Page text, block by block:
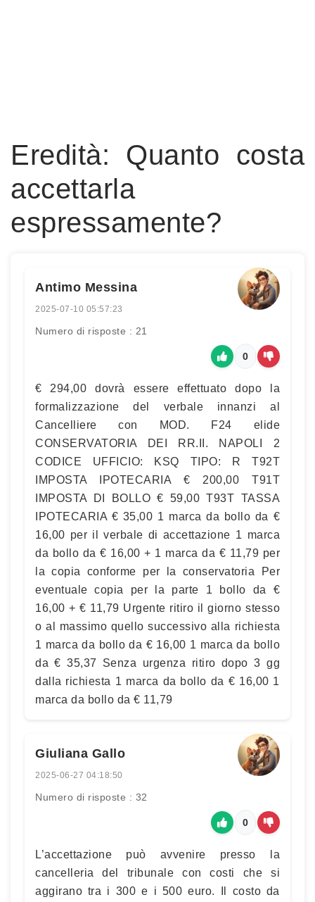
Eredità: Quanto costa
accettarla
espressamente?
Antimo Messina
2025-07-10 05:57:23
Numero di risposte : 21
0
€ 294,00 dovrà essere effettuato dopo la
formalizzazione del verbale innanzi al
Cancelliere con MOD. F24 elide
CONSERVATORIA DEI RR.II. NAPOLI 2
CODICE UFFICIO: KSQ TIPO: R T92T
IMPOSTA IPOTECARIA € 200,00 T91T
IMPOSTA DI BOLLO € 59,00 T93T TASSA
IPOTECARIA € 35,00 1 marca da bollo da €
16,00 per il verbale di accettazione 1 marca
da bollo da € 16,00 + 1 marca da € 11,79 per
la copia conforme per la conservatoria Per
eventuale copia per la parte 1 bollo da €
16,00 + € 11,79 Urgente ritiro il giorno stesso
o al massimo quello successivo alla richiesta
1 marca da bollo da € 16,00 1 marca da bollo
da € 35,37 Senza urgenza ritiro dopo 3 gg
dalla richiesta 1 marca da bollo da € 16,00 1
marca da bollo da € 11,79
Giuliana Gallo
2025-06-27 04:18:50
Numero di risposte : 32
0
L’accettazione può avvenire presso la
cancelleria del tribunale con costi che si
aggirano tra i 300 e i 500 euro. Il costo da